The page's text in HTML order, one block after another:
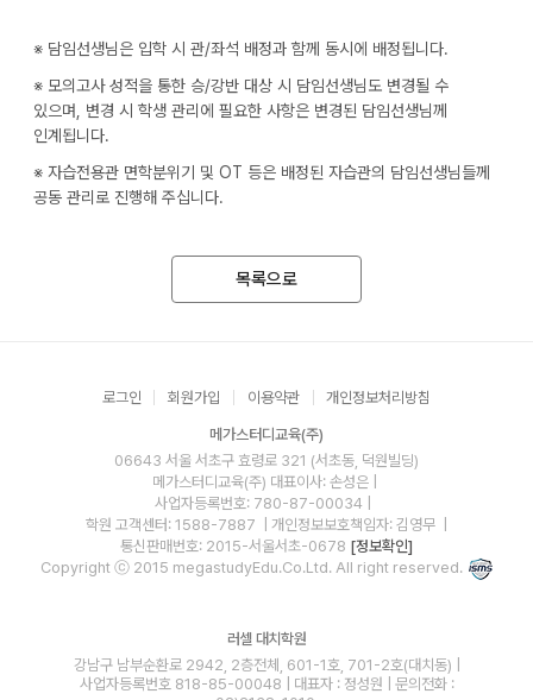
※ 담임선생님은 입학 시 관/좌석 배정과 함께 동시에 배정됩니다.
※ 모의고사 성적을 통한 승/강반 대상 시 담임선생님도 변경될 수
있으며, 변경 시 학생 관리에 필요한 사항은 변경된 담임선생님께
인계됩니다.
※ 자습전용관 면학분위기 및 OT 등은 배정된 자습관의 담임선생님들께
공동 관리로 진행해 주십니다.
목록으로
로그인 회원가입 이용약관 개인정보처리방침
메가스터디교육(주)
06643 서울 서초구 효령로 321 (서초동, 덕원빌딩)
메가스터디교육(주) 대표이사: 손성은 |
사업자등록번호: 780-87-00034
학원 고객센터: 1588-7887
| 개인정보보호책임자: 김영무
통신판매번호: 2015-서울서초-0678 [정보확인]
Copyright ⓒ 2015 megastudyEdu.Co.Ltd. All right reserved.
러셀 대치학원
강남구 남부순환로 2942, 2층전체, 601-1호, 701-2호(대치동) |
사업자등록번호 818-85-00048 | 대표자 : 정성원 | 문의전화 :